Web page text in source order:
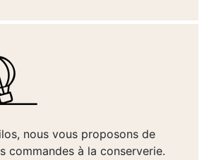
nous vous proposons de
commandes à la conserverie.